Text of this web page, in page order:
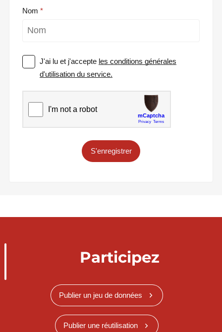
Nom
J'ai lu et j'accepte les conditions générales
d'utilisation du service.
S'enregistrer
Participez
Publier un jeu de données
Publier une réutilisation